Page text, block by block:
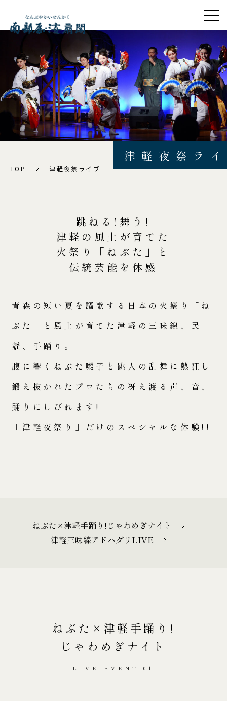
ライブイベント
温泉
お部屋
お料理
館内施設
周辺観光
よくあるご質問
資料ダウンロード
会社概要
プライバシーポリシー
アレルギーポリシー
カスタマーハラスメント
に対する基本方針
宿泊約款・規約
ご予約確認・キャンセル
津軽夜祭ラ
TOP 津軽夜祭ライブ
跳ねる!舞う!
津軽の風土が育てた
火祭り「ねぶた」と
伝統芸能を体感
青森の短い夏を謳歌する日本の火祭り「ね
ぶた」と 風土が育てた津軽の三味線、民
謡、手踊り。
腹に響くねぶた囃子と跳人の乱舞に熱狂し
鍛え抜かれたプロたちの 冴え渡る声、音、
踊りにしびれます!
「津軽夜祭り」だけのスペシャルな体験!!
ねぶた×津軽手踊り!じゃわめぎナイト
津軽三味線アドハダリLIVE
ねぶた×津軽手踊り!
じゃわめぎナイト
LIVE EVENT 01